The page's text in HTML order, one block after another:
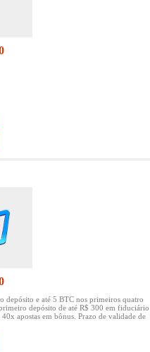
depósito e até 5 BTC nos primeiros quatro
depósito de até R$ 300 em fiduciário
40x apostas em bônus. Prazo de validade de